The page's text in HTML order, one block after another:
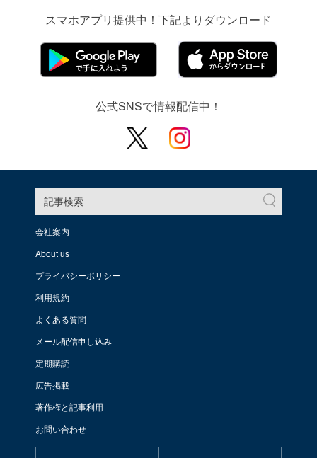
スマホアプリ提供中！下記よりダウンロード
公式SNSで情報配信中！
記事検索
会社案内
About us
プライバシーポリシー
利用規約
よくある質問
メール配信申し込み
定期購読
広告掲載
著作権と記事利用
お問い合わせ